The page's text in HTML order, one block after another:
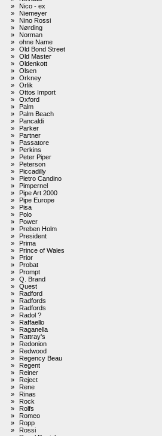
»
Nico - ex
»
Niemeyer
»
Nino Rossi
»
Nørding
»
Norman
»
ohne Name
»
Old Bond Street
»
Old Master
»
Oldenkott
»
Olsen
»
Orkney
»
Orlik
»
Ottos Import
»
Oxford
»
Palm
»
Palm Beach
»
Pancaldi
»
Parker
»
Partner
»
Passatore
»
Perkins
»
Peter Piper
»
Peterson
»
Piccadilly
»
Pietro Candino
»
Pimpernel
»
Pipe Art 2000
»
Pipe Europe
»
Pisa
»
Polo
»
Power
»
Preben Holm
»
President
»
Prima
»
Prince of Wales
»
Prior
»
Probat
»
Prompt
»
Q. Brand
»
Quest
»
Radford
»
Radfords
»
Radfords
»
Radol ?
»
Raffaello
»
Raganella
»
Rattray's
»
Redonion
»
Redwood
»
Regency Beau
»
Regent
»
Reiner
»
Reject
»
Rene
»
Rinas
»
Rock
»
Rolfs
»
Romeo
»
Ropp
»
Rossi